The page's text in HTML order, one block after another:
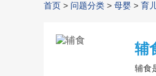
首页 > 问题分类 > 母婴 > 育
辅
辅食